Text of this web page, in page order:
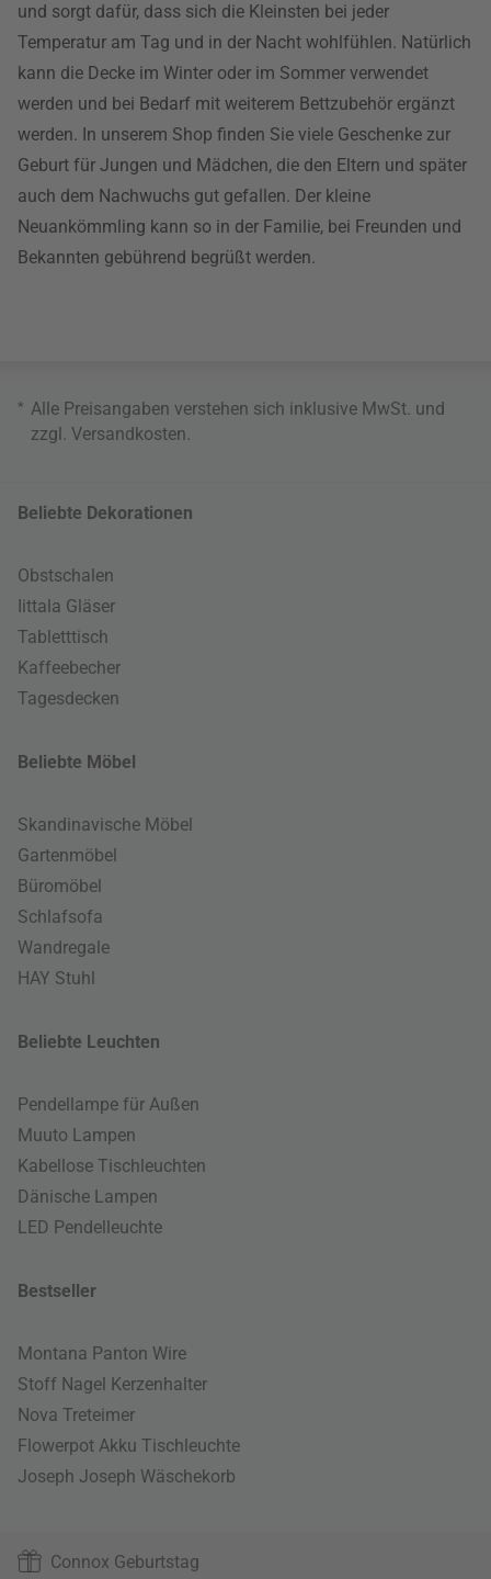
und sorgt dafür, dass sich die Kleinsten bei jeder
Temperatur am Tag und in der Nacht wohlfühlen. Natürlich
kann die Decke im Winter oder im Sommer verwendet
werden und bei Bedarf mit weiterem Bettzubehör ergänzt
werden. In unserem Shop finden Sie viele Geschenke zur
Geburt für Jungen und Mädchen, die den Eltern und später
auch dem Nachwuchs gut gefallen. Der kleine
Neuankömmling kann so in der Familie, bei Freunden und
Bekannten gebührend begrüßt werden.
* Alle Preisangaben verstehen sich inklusive MwSt. und
zzgl. Versandkosten.
Beliebte Dekorationen
Obstschalen
Iittala Gläser
Tabletttisch
Kaffeebecher
Tagesdecken
Beliebte Möbel
Skandinavische Möbel
Gartenmöbel
Büromöbel
Schlafsofa
Wandregale
HAY Stuhl
Beliebte Leuchten
Pendellampe für Außen
Muuto Lampen
Kabellose Tischleuchten
Dänische Lampen
LED Pendelleuchte
Bestseller
Montana Panton Wire
Stoff Nagel Kerzenhalter
Nova Treteimer
Flowerpot Akku Tischleuchte
Joseph Joseph Wäschekorb
Connox Geburtstag